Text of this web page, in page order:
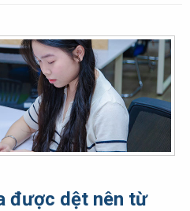
được dệt nên từ